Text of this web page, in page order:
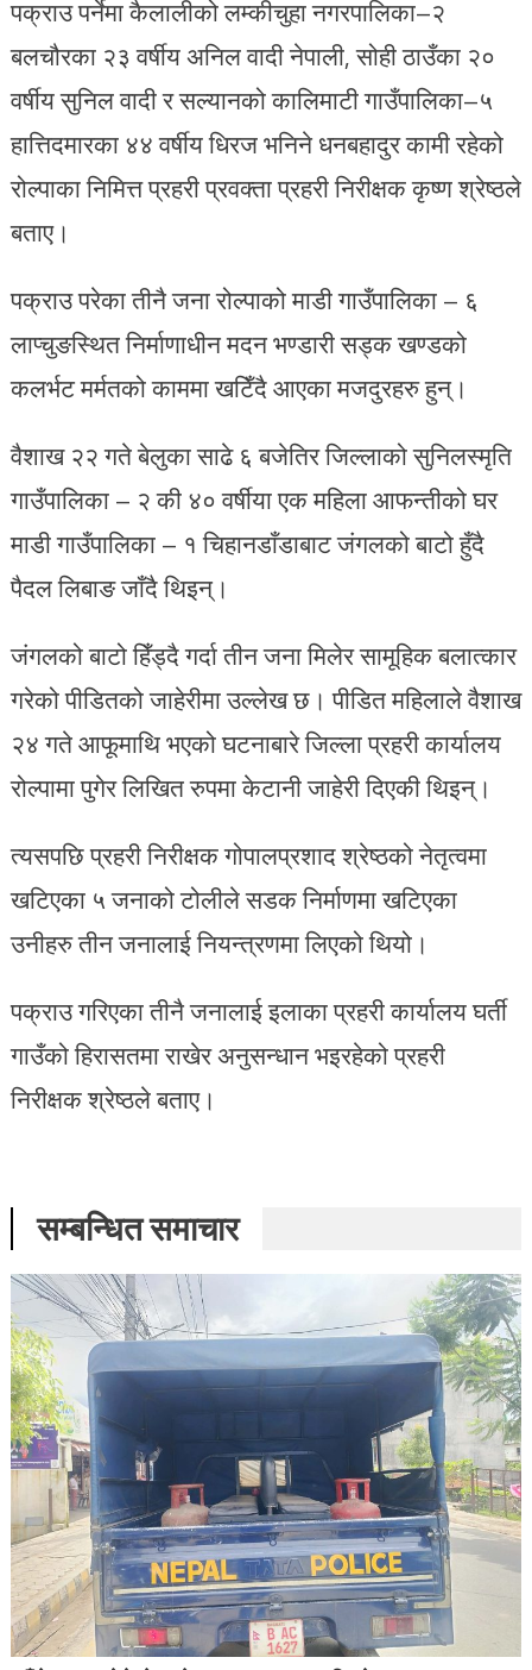
पक्राउ पर्नेमा कैलालीको लम्कीचुहा नगरपालिका–२
बलचौरका २३ वर्षीय अनिल वादी नेपाली, सोही ठाउँका २०
वर्षीय सुनिल वादी र सल्यानको कालिमाटी गाउँपालिका–५
हात्तिदमारका ४४ वर्षीय धिरज भनिने धनबहादुर कामी रहेको
रोल्पाका निमित्त प्रहरी प्रवक्ता प्रहरी निरीक्षक कृष्ण श्रेष्ठले
बताए।
पक्राउ परेका तीनै जना रोल्पाको माडी गाउँपालिका – ६
लाप्चुङस्थित निर्माणाधीन मदन भण्डारी सड्क खण्डको
कलर्भट मर्मतको काममा खटिँदै आएका मजदुरहरु हुन्।
वैशाख २२ गते बेलुका साढे ६ बजेतिर जिल्लाको सुनिलस्मृति
गाउँपालिका – २ की ४० वर्षीया एक महिला आफन्तीको घर
माडी गाउँपालिका – १ चिहानडाँडाबाट जंगलको बाटो हुँदै
पैदल लिबाङ जाँदै थिइन्।
जंगलको बाटो हिँड्दै गर्दा तीन जना मिलेर सामूहिक बलात्कार
गरेको पीडितको जाहेरीमा उल्लेख छ। पीडित महिलाले वैशाख
२४ गते आफूमाथि भएको घटनाबारे जिल्ला प्रहरी कार्यालय
रोल्पामा पुगेर लिखित रुपमा केटानी जाहेरी दिएकी थिइन्।
त्यसपछि प्रहरी निरीक्षक गोपालप्रशाद श्रेष्ठको नेतृत्वमा
खटिएका ५ जनाको टोलीले सडक निर्माणमा खटिएका
उनीहरु तीन जनालाई नियन्त्रणमा लिएको थियो।
पक्राउ गरिएका तीनै जनालाई इलाका प्रहरी कार्यालय घर्ती
गाउँको हिरासतमा राखेर अनुसन्धान भइरहेको प्रहरी
निरीक्षक श्रेष्ठले बताए।
सम्बन्धित समाचार